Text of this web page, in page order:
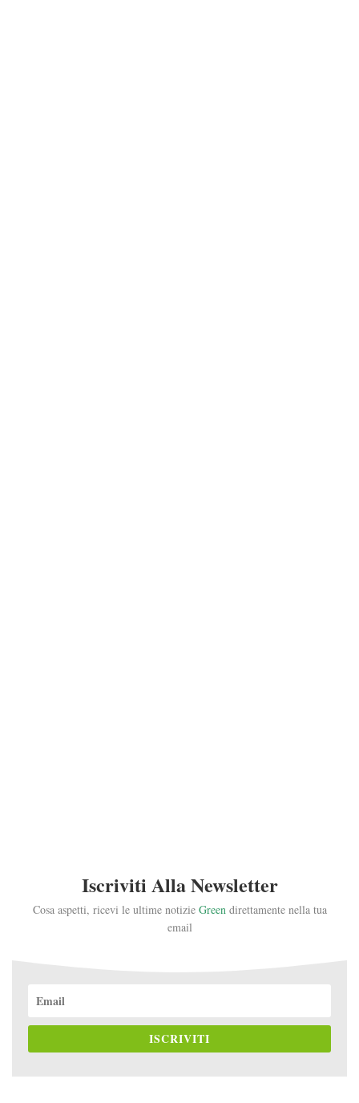
Iscriviti Alla Newsletter
Cosa aspetti, ricevi le ultime notizie Green direttamente nella tua
email
ISCRIVITI